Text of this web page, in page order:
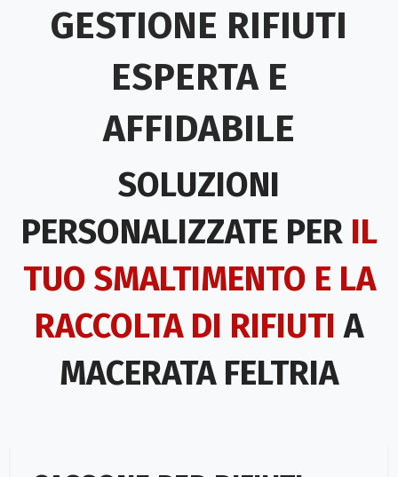
GESTIONE RIFIUTI
ESPERTA E
AFFIDABILE
SOLUZIONI
PERSONALIZZATE PER IL
TUO SMALTIMENTO E LA
RACCOLTA DI RIFIUTI A
MACERATA FELTRIA